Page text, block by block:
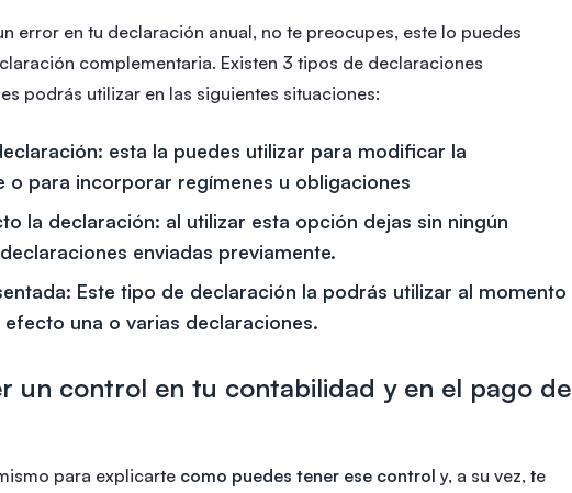
error en tu declaración anual, no te preocupes, este lo puedes
complementaria. Existen 3 tipos de declaraciones
podrás utilizar en las siguientes situaciones:
esta la puedes utilizar para modificar la
o para incorporar regímenes u obligaciones
la declaración: al utilizar esta opción dejas sin ningún
enviadas previamente.
Este tipo de declaración la podrás utilizar al momento
una o varias declaraciones.
un control en tu contabilidad y en el pago de
para explicarte como puedes tener ese control y, a su vez, te